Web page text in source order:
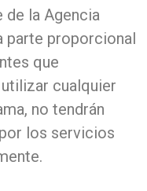
de la Agencia
parte proporcional
que
cualquier
no tendrán
los servicios